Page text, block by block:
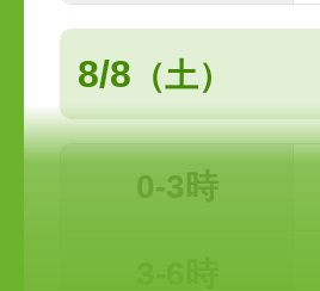
8/8 （土）
0-3時